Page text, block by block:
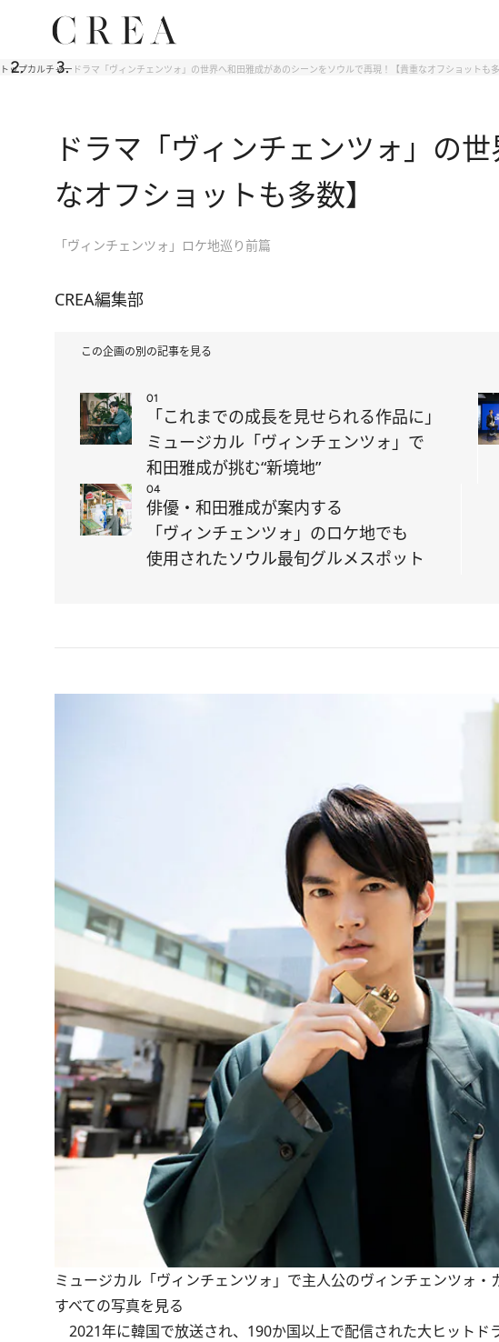
トップカルチャー ドラマ「ヴィンチェンツォ」の世界へ和田雅成があのシーンをソウルで再現！【貴重なオフショットも多
ドラマ「ヴィンチェンツォ」の
なオフショットも多数】
「ヴィンチェンツォ」ロケ地巡り前篇
CREA編集部
この企画の別の記事を見る
01
「これまでの成長を見せられる作品に」
ミュージカル「ヴィンチェンツォ」で
和田雅成が挑む“新境地”
04
俳優・和田雅成が案内する
「ヴィンチェンツォ」のロケ地でも
使用されたソウル最旬グルメスポット
ミュージカル「ヴィンチェンツォ」で主人公のヴィンチェンツォ・
すべての写真を見る
2021年に韓国で放送され、190か国以上で配信された大ヒット